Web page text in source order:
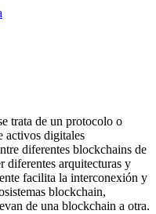
trata de un protocolo o
activos digitales
diferentes blockchains de
diferentes arquitecturas y
facilita la interconexión y
blockchain,
de una blockchain a otra.